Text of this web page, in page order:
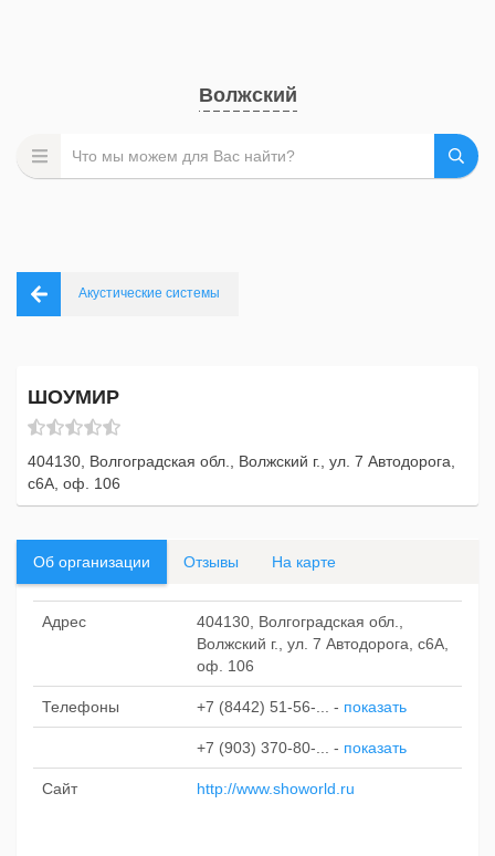
Волжский
Акустические системы
ШОУМИР
404130, Волгоградская обл., Волжский г., ул. 7 Автодорога,
с6А, оф. 106
Об организации Отзывы На карте
Адрес
404130, Волгоградская обл.,
Волжский г., ул. 7 Автодорога, с6А,
оф. 106
Телефоны +7 (8442) 51-56-... - показать
+7 (903) 370-80-... - показать
Сайт http://www.showorld.ru